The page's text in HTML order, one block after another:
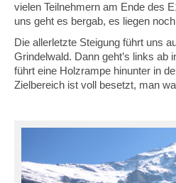
vielen Teilnehmern am Ende des
uns geht es bergab, es liegen
Die allerletzte Steigung führt uns
Grindelwald. Dann geht’s links ab
führt eine Holzrampe hinunter in
Zielbereich ist voll besetzt, man